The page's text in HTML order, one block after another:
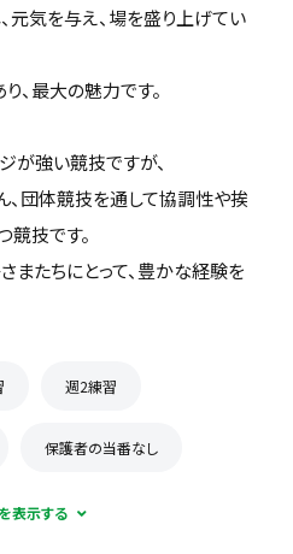
元気を与え、場を盛り上げてい
、最大の魅力です。
が強い競技ですが、
、団体競技を通して協調性や挨
技です。
たちにとって、豊かな経験を
週2練習
保護者の当番なし